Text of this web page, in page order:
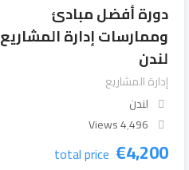
دورة أفضل مبادئ
وممارسات إدارة المشاريع
لندن
إدارة المشاريع
لندن
4٬496 Views
€4,200
total price